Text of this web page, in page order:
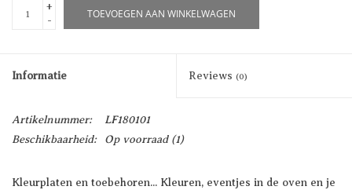
+
-
TOEVOEGEN AAN WINKELWAGEN
Informatie Reviews (0)
Artikelnummer:
LF180101
Beschikbaarheid:
Op voorraad(1)
Kleurplaten en toebehoren... Kleuren, eventjes in de oven en je